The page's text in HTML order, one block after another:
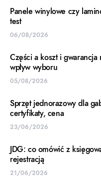
Panele winylowe czy
test
06/08/2026
Części a koszt i
wpływ wyboru
05/08/2026
Sprzęt jednorazowy dla
certyfikaty, cena
23/06/2026
JDG: co omówić z
rejestracją
21/06/2026